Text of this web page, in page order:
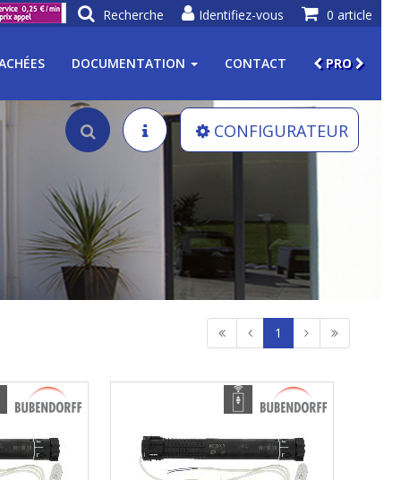
0 article
Identifiez-vous
Recherche
DOCUMENTATION CONTACT PRO
CONFIGURATEUR
1